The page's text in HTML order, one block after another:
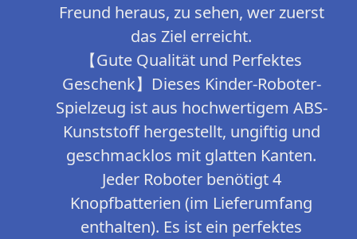
Freund heraus, zu sehen, wer zuerst
das Ziel erreicht.
【Gute Qualität und Perfektes
Geschenk】Dieses Kinder-Roboter-
Spielzeug ist aus hochwertigem ABS-
Kunststoff hergestellt, ungiftig und
geschmacklos mit glatten Kanten.
Jeder Roboter benötigt 4
Knopfbatterien (im Lieferumfang
enthalten). Es ist ein perfektes